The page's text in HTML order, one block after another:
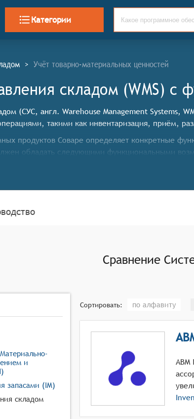
Категории
> Учёт товарно-материальных ценностей
складом (WMS) c
(СУС, англ. Warehouse Management Systems,
такими как инвентаризация, приём,
продуктов Соваре определяет конкретные
обладать следующими функциональными
приёма, размещения, перемещения,
складских операций, включая отслеживание
проблем.
Сравнение
и
запасами (IM)
складом
Сортировать: по алфавиту